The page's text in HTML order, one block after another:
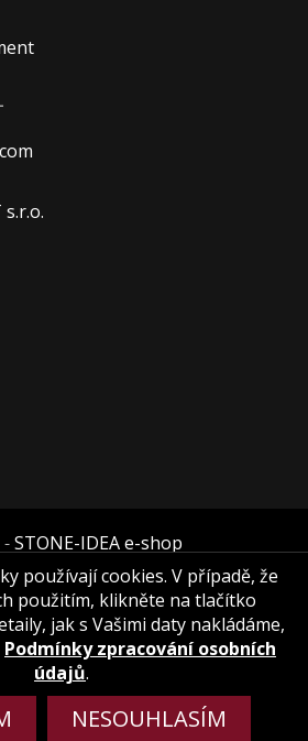
s.r.o.
STONE-IDEA e-shop
používají cookies. V případě, že
použitím, klikněte na tlačítko
jak s Vašimi daty nakládáme,
Podmínky zpracování osobních
údajů.